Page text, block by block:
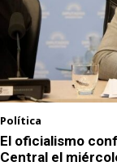
Política
El oficialismo
Central el